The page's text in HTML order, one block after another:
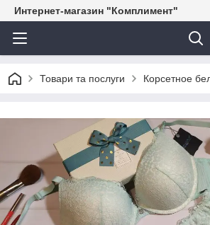
Интернет-магазин "Комплимент"
Товари та послуги Корсетное